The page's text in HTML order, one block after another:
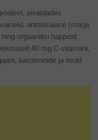
sisaldades
antotsüaane (marja
orgaanilisi happeid.
40 mg C-vitamiini,
karotenoide ja muid